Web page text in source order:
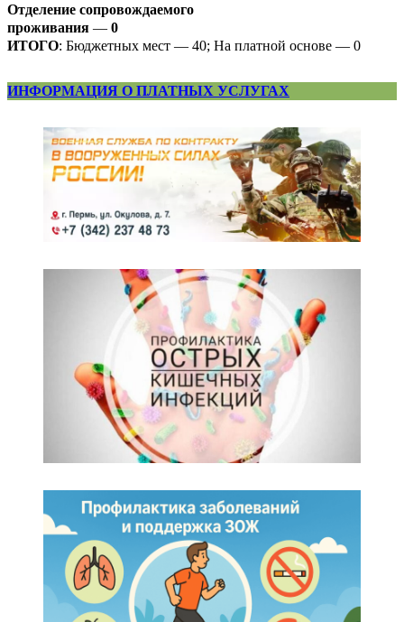
Отделение сопровождаемого
проживания — 0
ИТОГО: Бюджетных мест — 40; На платной основе — 0
ИНФОРМАЦИЯ О ПЛАТНЫХ УСЛУГАХ